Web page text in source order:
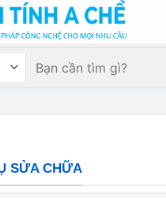
Tìm
kiếm:
SỬA CHỮA